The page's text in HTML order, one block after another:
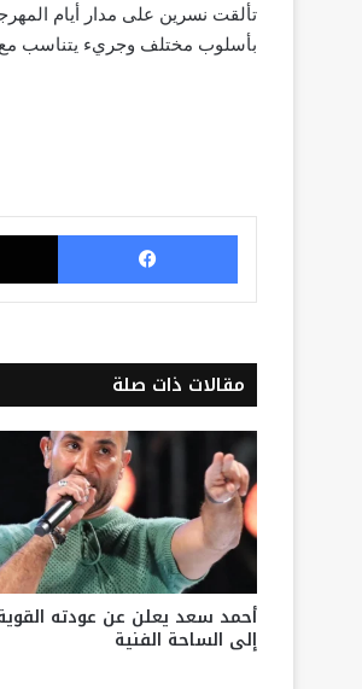
تألقت نسرين على مدار أيام
بأسلوب مختلف وجريء يتناسب مع
فيسبوك
مقالات ذات صلة
أحمد سعد يعلن عن عودته
إلى الساحة الفنية